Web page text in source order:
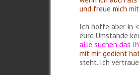
und freue mich
Ich hoffe aber in
eure Umstände
alle suchen das
mit mir gedient
steht. Ich